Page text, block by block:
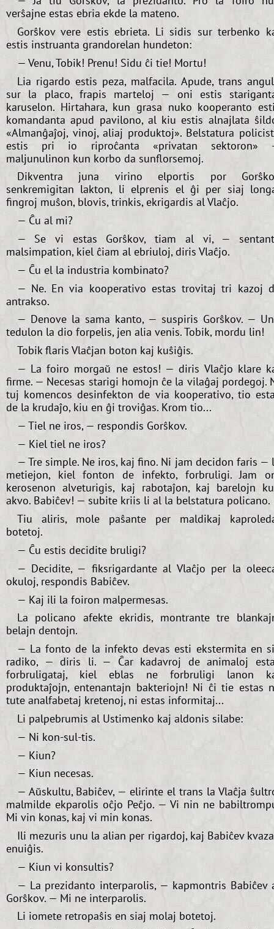
verŝajne estas ebria ekde la mateno.
Gorŝkov vere estis ebrieta. Li sidis sur terbenko
estis instruanta grandorelan hundeton:
— Venu, Tobik! Prenu! Sidu ĉi tie! Mortu!
Lia rigardo estis peza, malfacila. Apude, trans
sur la placo, frapis marteloj — oni estis
karuselon. Hirtahara, kun grasa nuko kooperanto
komandanta apud pavilono, al kiu estis alnajlata
«Almanĝaĵoj, vinoj, aliaj produktoj». Belstatura
estis pri io riproĉanta «privatan sektoron»
maljunulinon kun korbo da sunflorsemoj.
Dikventra juna virino elportis por
senkremigitan lakton, li elprenis el ĝi per siaj
fingroj muŝon, blovis, trinkis, ekrigardis al Vlaĉjo.
— Ĉu al mi?
— Se vi estas Gorŝkov, tiam al vi, —
malsimpation, kiel ĉiam al ebriuloj, diris Vlaĉjo.
— Ĉu el la industria kombinato?
— Ne. En via kooperativo estas trovitaj tri kazoj
antrakso.
— Denove la sama kanto, — suspiris Gorŝkov. —
tedulon la dio forpelis, jen alia venis. Tobik, mordu lin!
Tobik flaris Vlaĉjan boton kaj kuŝiĝis.
— La foiro morgaŭ ne estos! — diris Vlaĉjo klare
firme. — Necesas starigi homojn ĉe la vilaĝaj pordegoj.
tuj komencos desinfekton de via kooperativo, tio
de la krudaĵo, kiu en ĝi troviĝas. Krom tio...
— Tiel ne iros, — respondis Gorŝkov.
— Kiel tiel ne iros?
— Tre simple. Ne iros, kaj fino. Ni jam decidon faris —
metiejon, kiel fonton de infekto, forbruligi. Jam
kerosenon alveturigis, kaj rabotaĵon, kaj barelojn
akvo. Babiĉev! — subite kriis li al la belstatura policano.
Tiu aliris, mole paŝante per maldikaj
botetoj.
— Ĉu estis decidite bruligi?
— Decidite, — fiksrigardante al Vlaĉjo per la
okuloj, respondis Babiĉev.
— Kaj ili la foiron malpermesas.
La policano afekte ekridis, montrante tre
belajn dentojn.
— La fonto de la infekto devas esti ekstermita en
radiko, — diris li. — Ĉar kadavroj de animaloj
forbruligataj, kiel eblas ne forbruligi lanon
produktaĵojn, entenantajn bakteriojn! Ni ĉi tie estas
tute analfabetaj kretenoj, ni estas informitaj...
Li palpebrumis al Ustimenko kaj aldonis silabe:
— Ni kon-sul-tis.
— Kiun?
— Kiun necesas.
— Aŭskultu, Babiĉev, — elirinte el trans la Vlaĉja
malmilde ekparolis oĉjo Peĉjo. — Vi nin ne
Mi vin konas, kaj vi min konas.
Ili mezuris unu la alian per rigardoj, kaj Babiĉev
enuiĝis.
— Kiun vi konsultis?
— La prezidanto interparolis, — kapmontris Babiĉev
Gorŝkov. — Mi ne interparolis.
Li iomete retropaŝis en siaj molaj botetoj.